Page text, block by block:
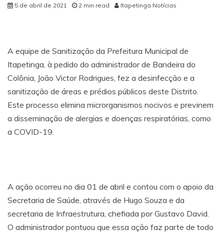
5 de abril de 2021 2 min read Itapetinga Notícias
A equipe de Sanitização da Prefeitura Municipal de
Itapetinga, à pedido do administrador de Bandeira do
Colônia, João Victor Rodrigues, fez a desinfecção e a
sanitização de áreas e prédios públicos deste Distrito.
Este processo elimina microrganismos nocivos e previnem
a disseminação de alergias e doenças respiratórias, como
a COVID-19.
A ação ocorreu no dia 01 de abril e contou com o apoio da
Secretaria de Saúde, através de Hugo Souza e da
secretaria de Infraestrutura, chefiada por Gustavo David.
O administrador pontuou que essa ação faz parte de todo